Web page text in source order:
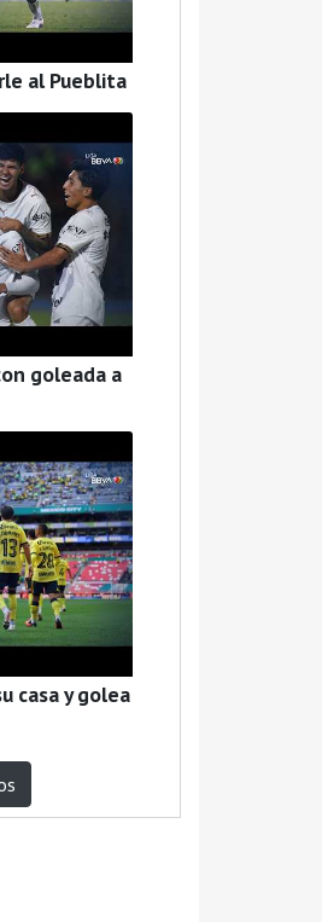
al Pueblita
goleada a
casa y golea